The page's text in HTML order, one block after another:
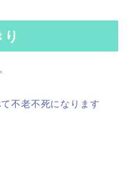
不老不死になります